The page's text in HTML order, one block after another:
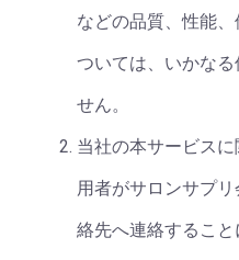
などの品質、性能
ついては、いかな
せん。
当社の本サービス
用者がサロンサプ
絡先へ連絡すること